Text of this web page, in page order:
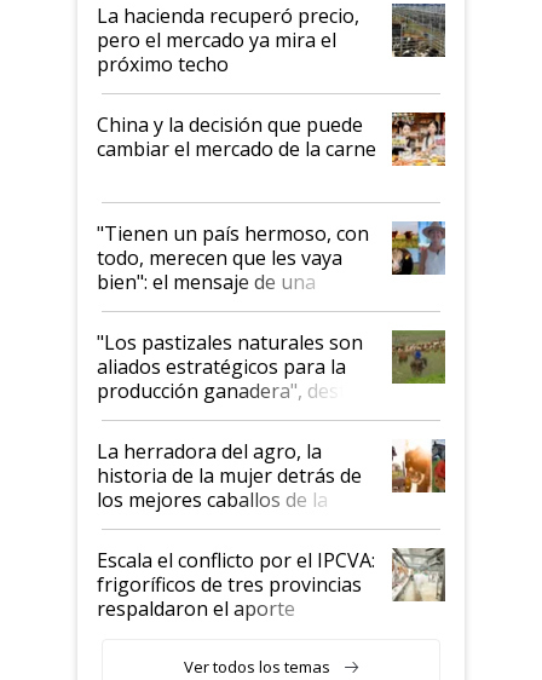
La hacienda recuperó precio,
pero el mercado ya mira el
próximo techo
China y la decisión que puede
cambiar el mercado de la carne
"Tienen un país hermoso, con
todo, merecen que les vaya
bien": el mensaje de una
ganadera uruguaya sobre las
oportunidades que se abren
para el agro en Argentina, con
foco en la carne
"Los pastizales naturales son
aliados estratégicos para la
producción ganadera", destaca
la iniciativa que ya reúne a 46
establecimientos en Argentina
La herradora del agro, la
historia de la mujer detrás de
los mejores caballos de la
Argentina y los mitos que
todavía hacen sufrir a estos
animales: "Mientras me
descalificaban, yo seguí
haciendo currículum"
Escala el conflicto por el IPCVA:
frigoríficos de tres provincias
respaldaron el aporte
Ver todos los temas